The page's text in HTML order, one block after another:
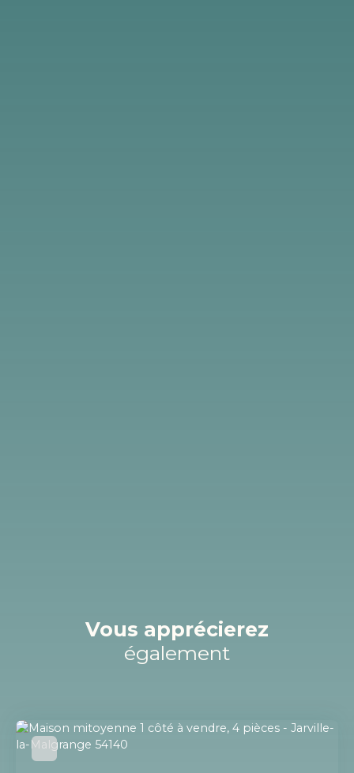
Vous apprécierez
également